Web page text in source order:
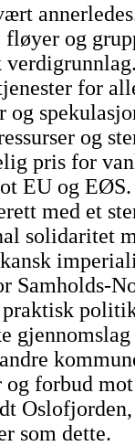
fløyer og
for
og
pris for
EU og
med et
solidaritet
Samholds-
forbud mot
som dette.